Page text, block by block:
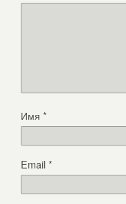
Имя *
Email*